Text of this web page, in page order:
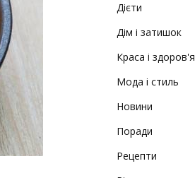
Дієти
Дім і затишок
Краса і здоров'я
Мода і стиль
Новини
Поради
Рецепти